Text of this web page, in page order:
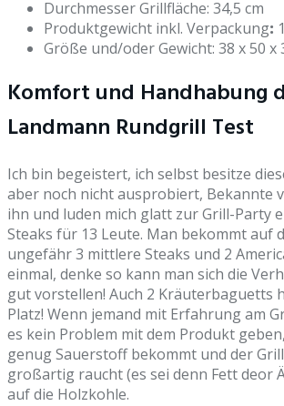
Durchmesser Grillfläche: 34,5 cm
Produktgewicht inkl. Verpackung:
Größe und/oder Gewicht: 38 x 50 x
Komfort und Handhabung
Landmann Rundgrill Test
Ich bin begeistert, ich selbst besitze
aber noch nicht ausprobiert, Bekannte
ihn und luden mich glatt zur Grill-Party
Steaks für 13 Leute. Man bekommt auf
ungefähr 3 mittlere Steaks und 2
einmal, denke so kann man sich die
gut vorstellen! Auch 2 Kräuterbaguetts
Platz! Wenn jemand mit Erfahrung am
es kein Problem mit dem Produkt
genug Sauerstoff bekommt und der
großartig raucht (es sei denn Fett deor
auf die Holzkohle.